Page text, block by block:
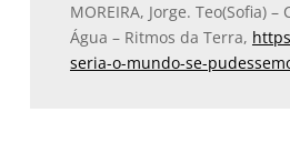
MOREIRA, Jorge. Teo(Sofia)
Água – Ritmos da Terra,
seria-o-mundo-se-